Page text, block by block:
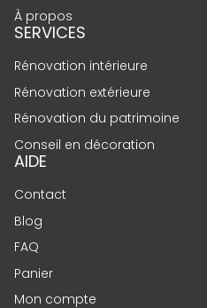
À propos
SERVICES
Rénovation intérieure
Rénovation extérieure
Rénovation du patrimoine
Conseil en décoration
AIDE
Contact
Blog
FAQ
Panier
Mon compte